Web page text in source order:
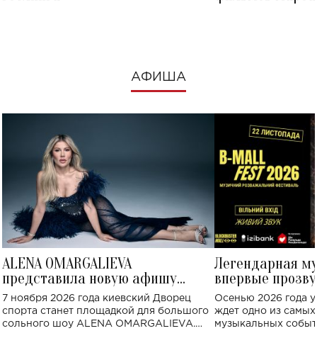
АФИША
ALENA OMARGALIEVA
представила новую афишу
большого концерта во Дворце
спорта
7 ноября 2026 года киевский Дворец
спорта станет площадкой для большого
сольного шоу ALENA OMARGALIEVA.
Легендарная
впервые
Украине: где
Осенью 2026 года
ждет одно из
музыкальных